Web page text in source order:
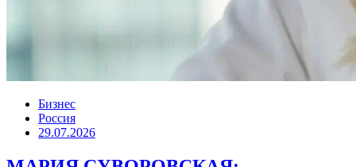
Бизнес
Россия
29.07.2026